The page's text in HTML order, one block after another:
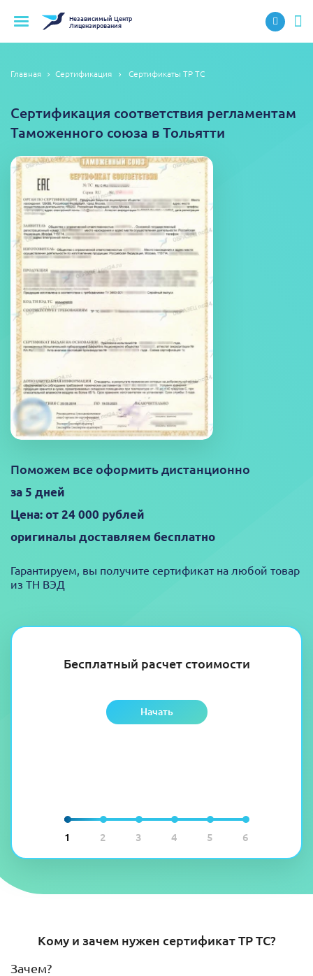
НезависимыйЦентр
Лицензирования
Главная Сертификация Сертификаты ТР ТС
1 2 3 4 5 6
Бесплатный расчет стоимости
Начать
Сертификация соответствия регламентам
Таможенного союза в Тольятти
Поможем все оформить дистанционно
за 5 дней
Цена: от 24 000 рублей
оригиналы доставляем бесплатно
Гарантируем, вы получите сертификат на любой товар
из ТН ВЭД
Кому и зачем нужен сертификат ТР ТС?
Зачем?